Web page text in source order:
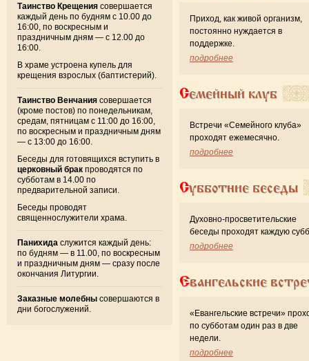
Таинство Крещения совершается
каждый день по будням с 10.00 до
16:00, по воскресным и
праздничным дням — с 12.00 до
16:00.
В храме устроена купель для
крещения взрослых (баптистерий).
Таинство Венчания совершается
(кроме постов) по понедельникам,
средам, пятницам с 11:00 до 16:00,
по воскресным и праздничным дням
— с 13:00 до 16:00.
Беседы для готовящихся вступить в
церковный брак проводятся по
субботам в 14.00 по
предварительной записи.
Беседы проводят
священнослужители храма.
Панихида служится каждый день:
по будням — в 11.00, по воскресным
и праздничным дням — сразу после
окончания Литургии.
Заказные молебны совершаются в
дни богослужений.
Приход, как живой организм,
постоянно нуждается в
поддержке.
подробнее
Семейный клуб
Встречи «Семейного клуба»
проходят ежемесячно.
подробнее
Субботние беседы
Духовно-просветительские
беседы проходят каждую
подробнее
Евангельские
«Евангельские встречи»
по субботам один раз в две
недели.
подробнее